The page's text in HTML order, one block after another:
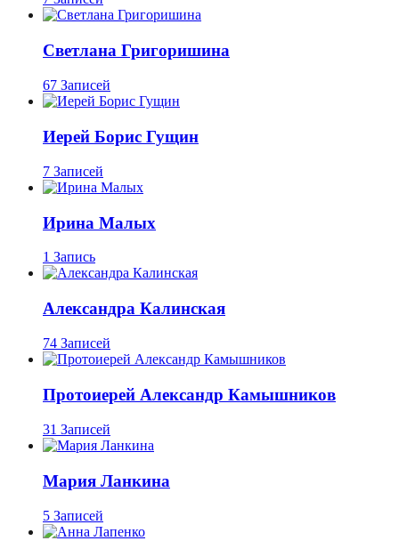
Светлана Григоришина
67 Записей
Иерей Борис Гущин
7 Записей
Ирина Малых
1 Запись
Александра Калинская
74 Записей
Протоиерей Александр Камышников
31 Записей
Мария Ланкина
5 Записей